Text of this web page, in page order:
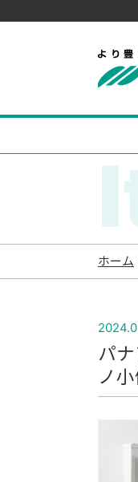
ホーム
パ
ノ